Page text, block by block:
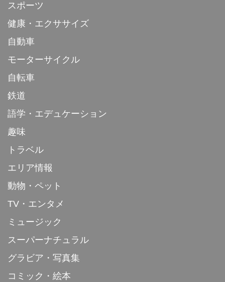
スポーツ
健康・エクササイズ
自動車
モーターサイクル
自転車
鉄道
語学・エデュケーション
趣味
トラベル
エリア情報
動物・ペット
TV・エンタメ
ミュージック
スーパーナチュラル
グラビア・写真集
コミック・絵本